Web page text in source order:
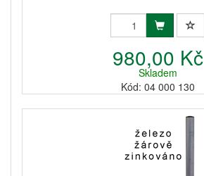
980,00 Kč
Skladem
Kód: 04 000 130